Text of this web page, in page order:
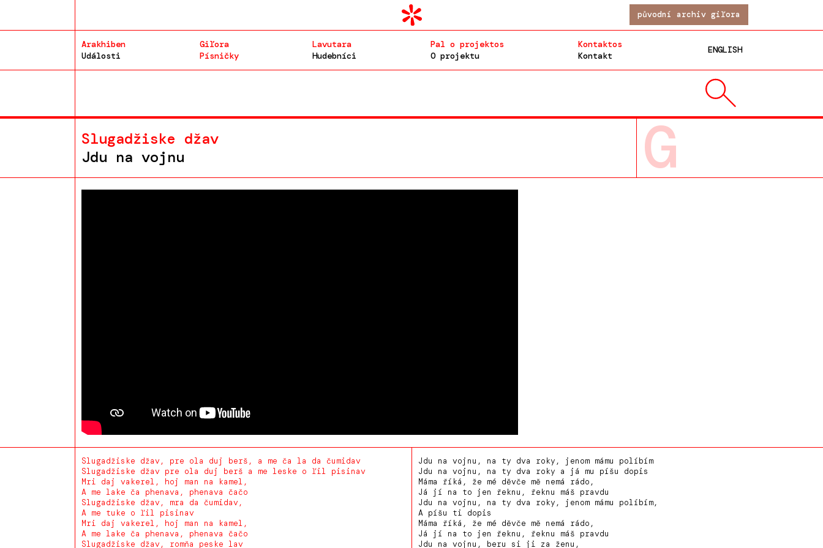
původní archiv giľora
Arakhiben
Události
Giľora
Písničky
Lavutara
Hudebníci
Pal o projektos
O projektu
Kontaktos
Kontakt
ENGLISH
Slugadžiske džav
Jdu na vojnu
G
Slugadžiske džav, pre ola duj berš, a me ča la da čumidav
Slugadžiske džav pre ola duj berš a me leske o ľil pisinav
Mri daj vakerel, hoj man na kamel,
A me lake ča phenava, phenava čačo
Slugadžiske džav, mra da čumidav,
A me tuke o ľil pisinav
Mri daj vakerel, hoj man na kamel,
A me lake ča phenava, phenava čačo
Slugadžiske džav, romňa peske lav
Jdu na vojnu, na ty dva roky, jenom mámu políbím
Jdu na vojnu, na ty dva roky a já mu píšu dopis
Máma říká, že mé děvče mě nemá rádo,
Já jí na to jen řeknu, řeknu máš pravdu
Jdu na vojnu, na ty dva roky, jenom mámu políbím,
A píšu ti dopis
Máma říká, že mé děvče mě nemá rádo,
Já jí na to jen řeknu, řeknu máš pravdu
Jdu na vojnu, beru si ji za ženu,